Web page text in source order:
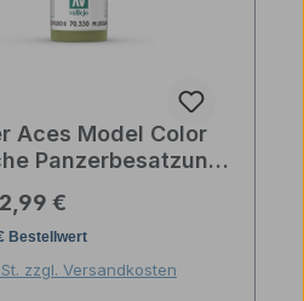
Aces Model Color
Panzerbesatzung
Regulärer Preis:
2,99 €
zzgl. Versandkosten